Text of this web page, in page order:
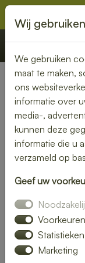
€
Nederland»
Lunch
Delfzijl
aan je
de keuken in?
van een
voor een vers
warme maaltijd –
Wij
We gebruiken
maat te maken,
ons
informatie over
media-,
kunnen deze
informatie die u
verzameld op
Geef uw
Voorkeuren
Statistieken
Marketing